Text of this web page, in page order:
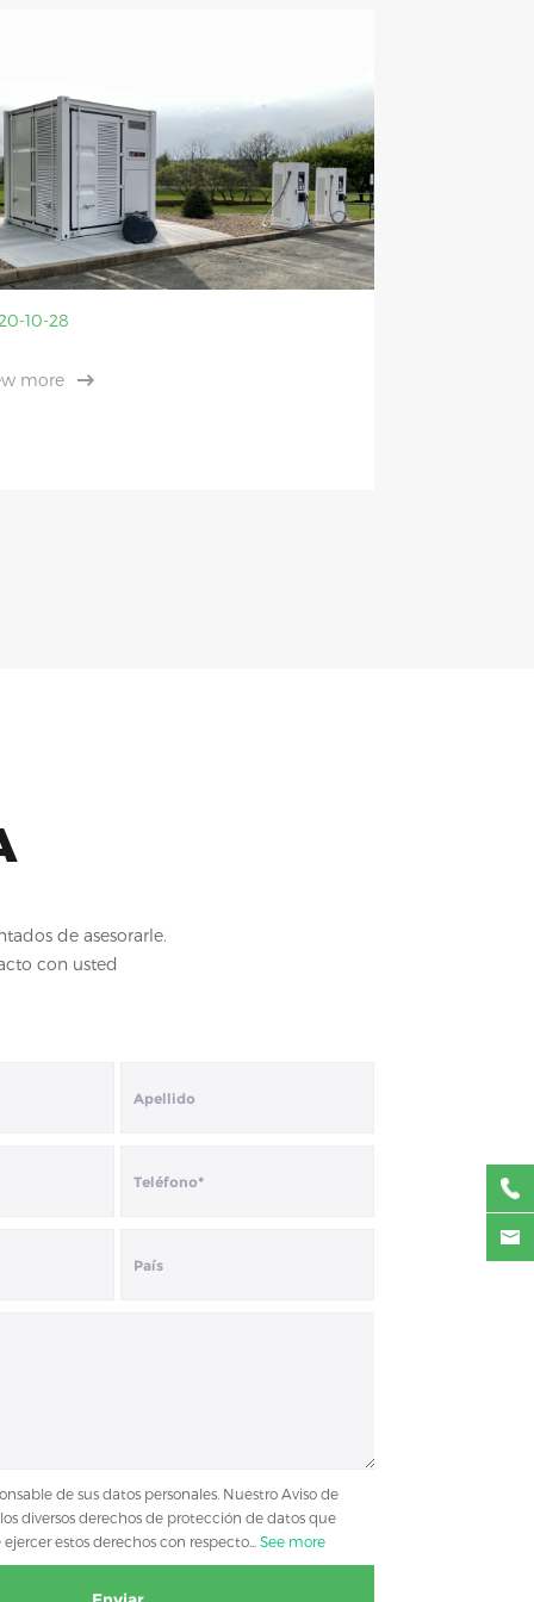
10-28
more
de asesorarle.
con usted
de sus datos personales. Nuestro Aviso de
diversos derechos de protección de datos que
estos derechos con respecto...
See more